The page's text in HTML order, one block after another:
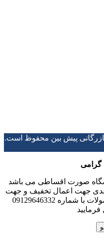
پیش بین محفوظ است.
گرامی
صورت اقساطی می باشد
جهت اعمال تخفیف و جهت
استعلام موجودی و اطلاع از محصولات با شماره 09129646332